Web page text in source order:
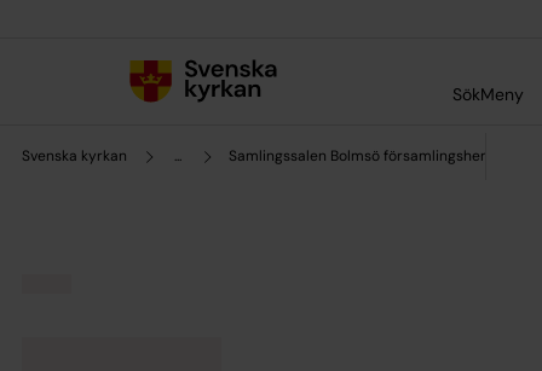
SökMeny
Svenska kyrkan ... Samlingssalen Bolmsö församlingshem